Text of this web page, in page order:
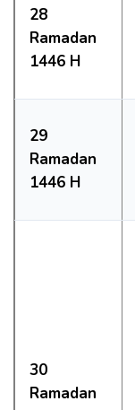
28
Ramadan
1446 H
29
Ramadan
1446 H
30
Ramadan